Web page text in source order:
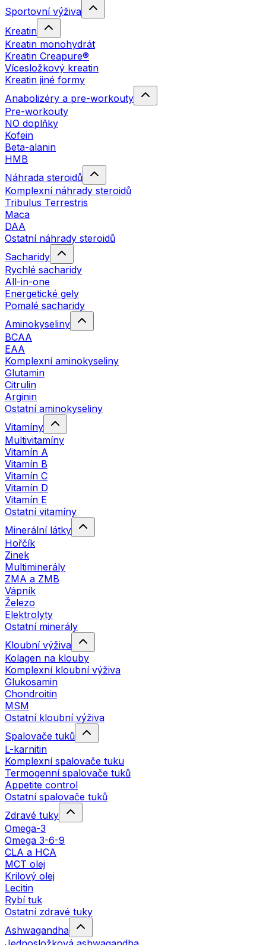
Sportovní výživa
Kreatin
Kreatin monohydrát
Kreatin Creapure®
Vícesložkový kreatin
Kreatin jiné formy
Anabolizéry a pre-workouty
Pre-workouty
NO doplňky
Kofein
Beta-alanin
HMB
Náhrada steroidů
Komplexní náhrady steroidů
Tribulus Terrestris
Maca
DAA
Ostatní náhrady steroidů
Sacharidy
Rychlé sacharidy
All-in-one
Energetické gely
Pomalé sacharidy
Aminokyseliny
BCAA
EAA
Komplexní aminokyseliny
Glutamin
Citrulin
Arginin
Ostatní aminokyseliny
Vitamíny
Multivitamíny
Vitamín A
Vitamín B
Vitamín C
Vitamín D
Vitamín E
Ostatní vitamíny
Minerální látky
Hořčík
Zinek
Multiminerály
ZMA a ZMB
Vápník
Železo
Elektrolyty
Ostatní minerály
Kloubní výživa
Kolagen na klouby
Komplexní kloubní výživa
Glukosamin
Chondroitin
MSM
Ostatní kloubní výživa
Spalovače tuků
L-karnitin
Komplexní spalovače tuku
Termogenní spalovače tuků
Appetite control
Ostatní spalovače tuků
Zdravé tuky
Omega-3
Omega 3-6-9
CLA a HCA
MCT olej
Krilový olej
Lecitin
Rybí tuk
Ostatní zdravé tuky
Ashwagandha